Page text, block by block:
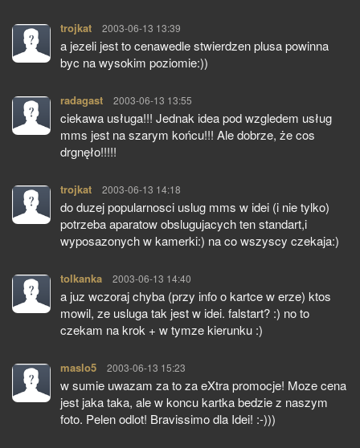
trojkat pisze:
2003-06-13 13:39
a jezeli jest to cenawedle stwierdzen plusa powinna
byc na wysokim poziomie:))
radagast pisze:
2003-06-13 13:55
ciekawa usługa!!! Jednak idea pod wzgledem usług
mms jest na szarym końcu!!! Ale dobrze, że cos
drgnęło!!!!!
trojkat pisze:
2003-06-13 14:18
do duzej popularnosci uslug mms w idei (i nie tylko)
potrzeba aparatow obslugujacych ten standart,i
wyposazonych w kamerki:) na co wszyscy czekaja:)
tolkanka pisze:
2003-06-13 14:40
a juz wczoraj chyba (przy info o kartce w erze) ktos
mowil, ze usluga tak jest w idei. falstart? :) no to
czekam na krok + w tymze kierunku :)
maslo5 pisze:
2003-06-13 15:23
w sumie uwazam za to za eXtra promocje! Moze cena
jest jaka taka, ale w koncu kartka bedzie z naszym
foto. Pelen odlot! Bravissimo dla Idei! :-)))